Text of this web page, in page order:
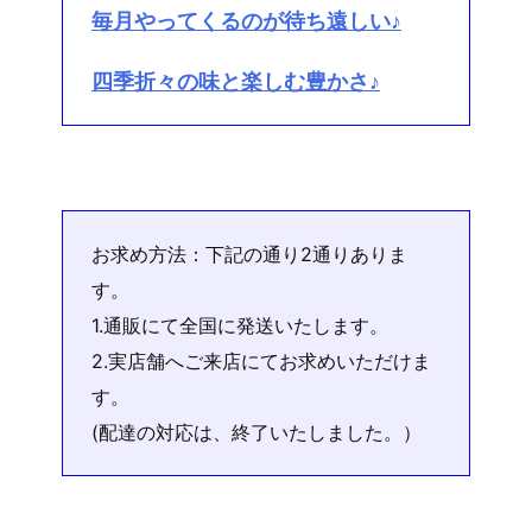
毎月やってくるのが待ち遠しい♪
四季折々の味と楽しむ豊かさ♪
お求め方法：下記の通り2通りありま
す。
1.通販にて全国に発送いたします。
2.実店舗へご来店にてお求めいただけま
す。
(配達の対応は、終了いたしました。）